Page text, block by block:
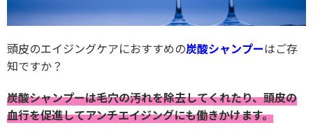
頭皮のエイジングケアにおすすめの炭酸シャンプーはご存
知ですか？
炭酸シャンプーは毛穴の汚れを除去してくれたり、頭皮の
血行を促進してアンチエイジングにも働きかけます。